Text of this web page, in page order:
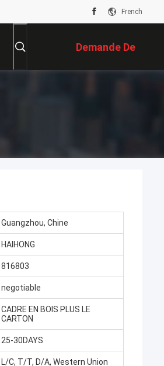
French
Demande De
Soumission
Guangzhou, Chine
HAIHONG
816803
negotiable
CADRE EN BOIS PLUS LE
CARTON
25-30DAYS
L/C, T/T, D/A, Western Union